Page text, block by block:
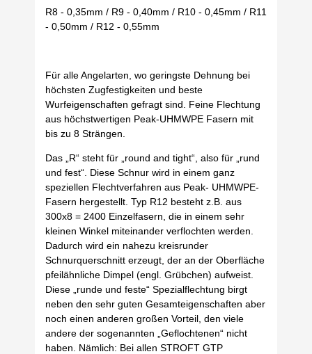
R8 - 0,35mm / R9 - 0,40mm / R10 - 0,45mm / R11
- 0,50mm / R12 - 0,55mm
Für alle Angelarten, wo geringste Dehnung bei
höchsten Zugfestigkeiten und beste
Wurfeigenschaften gefragt sind. Feine Flechtung
aus höchstwertigen Peak-UHMWPE Fasern mit
bis zu 8 Strängen.
Das „R“ steht für „round and tight“, also für „rund
und fest“. Diese Schnur wird in einem ganz
speziellen Flechtverfahren aus Peak- UHMWPE-
Fasern hergestellt. Typ R12 besteht z.B. aus
300x8 = 2400 Einzelfasern, die in einem sehr
kleinen Winkel miteinander verflochten werden.
Dadurch wird ein nahezu kreisrunder
Schnurquerschnitt erzeugt, der an der Oberfläche
pfeilähnliche Dimpel (engl. Grübchen) aufweist.
Diese „runde und feste“ Spezialflechtung birgt
neben den sehr guten Gesamteigenschaften aber
noch einen anderen großen Vorteil, den viele
andere der sogenannten „Geflochtenen“ nicht
haben. Nämlich: Bei allen STROFT GTP